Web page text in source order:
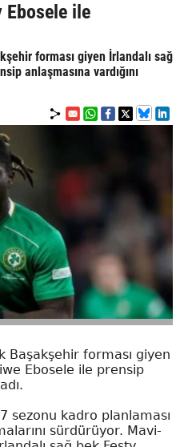
Ebosele ile
forması giyen İrlandalı sağ
anlaşmasına vardığını
Başakşehir forması giyen
Ebosele ile prensip
sezonu kadro planlaması
sürdürüyor. Mavi-